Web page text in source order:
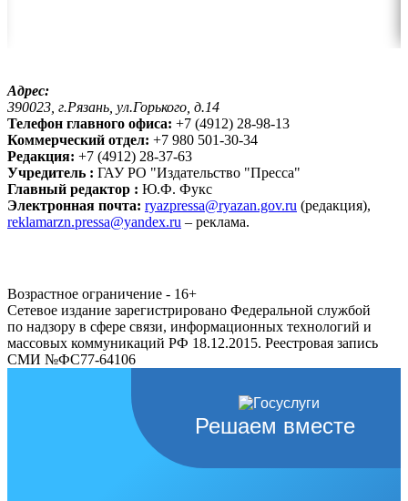
Адрес:
390023, г.Рязань, ул.Горького, д.14
Телефон главного офиса: +7 (4912) 28-98-13
Коммерческий отдел: +7 980 501-30-34
Редакция: +7 (4912) 28-37-63
Учредитель : ГАУ РО "Издательство "Пресса"
Главный редактор : Ю.Ф. Фукс
Электронная почта: ryazpressa@ryazan.gov.ru (редакция),
reklamarzn.pressa@yandex.ru – реклама.
Возрастное ограничение - 16+
Сетевое издание зарегистрировано Федеральной службой
по надзору в сфере связи, информационных технологий и
массовых коммуникаций РФ 18.12.2015. Реестровая запись
СМИ №ФС77-64106
Решаем вместе